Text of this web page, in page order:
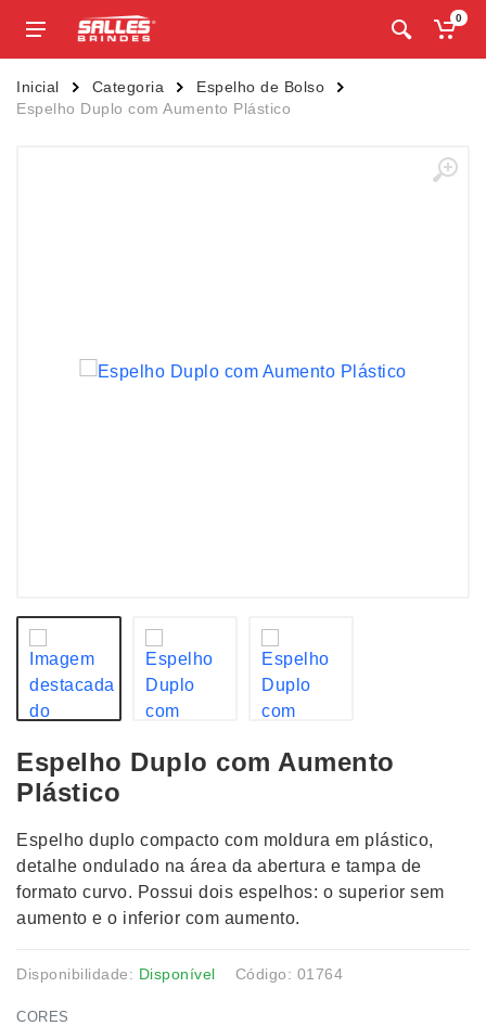
0
Inicial Categoria
Espelho de Bolso
Espelho Duplo com Aumento Plástico
Espelho Duplo com Aumento
Plástico
Espelho duplo compacto com moldura em plástico,
detalhe ondulado na área da abertura e tampa de
formato curvo. Possui dois espelhos: o superior sem
aumento e o inferior com aumento.
Disponibilidade: Disponível Código: 01764
CORES